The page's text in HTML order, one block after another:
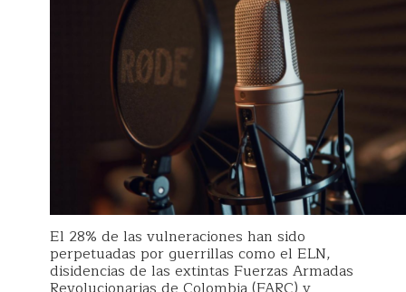
El 28% de las vulneraciones han sido
perpetuadas por guerrillas como el ELN,
disidencias de las extintas Fuerzas Armadas